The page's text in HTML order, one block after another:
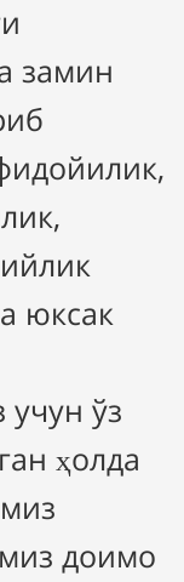
замин
юксак
ўз
ҳолда
доимо